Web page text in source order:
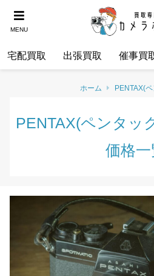
MENU
宅配買取 出張買取 催事買
ホーム PENTAX(
PENTAX(ペンタッ
価格一